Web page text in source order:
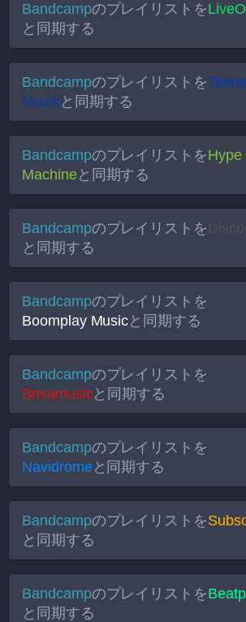
Bandcampのプレイリストを
と同期する
Bandcampのプレイリストを
Musikと同期する
BandcampのプレイリストをHype
Machineと同期する
Bandcampのプレイリストを
と同期する
Bandcampのプレイリストを
Boomplay Musicと同期する
Bandcampのプレイリストを
Brisamusicと同期する
Bandcampのプレイリストを
Navidromeと同期する
Bandcampのプレイリストを
と同期する
Bandcampのプレイリストを
と同期する